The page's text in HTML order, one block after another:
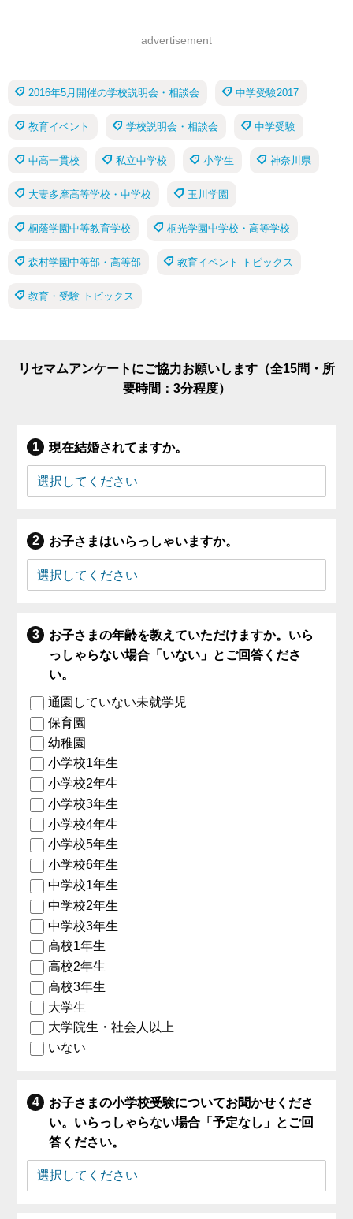
advertisement
2016年5月開催の学校説明会・相談会 中学受験2017
教育イベント 学校説明会・相談会 中学受験
中高一貫校 私立中学校 小学生 神奈川県
大妻多摩高等学校・中学校 玉川学園
桐蔭学園中等教育学校 桐光学園中学校・高等学校
森村学園中等部・高等部 教育イベント トピックス
教育・受験 トピックス
リセマムアンケートにご協力お願いします（全15問・所
要時間：3分程度）
現在結婚されてますか。
お子さまはいらっしゃいますか。
お子さまの年齢を教えていただけますか。いら
っしゃらない場合「いない」とご回答くださ
い。
通園していない未就学児
保育園
幼稚園
小学校1年生
小学校2年生
小学校3年生
小学校4年生
小学校5年生
小学校6年生
中学校1年生
中学校2年生
中学校3年生
高校1年生
高校2年生
高校3年生
大学生
大学院生・社会人以上
いない
お子さまの小学校受験についてお聞かせくださ
い。いらっしゃらない場合「予定なし」とご回
答ください。